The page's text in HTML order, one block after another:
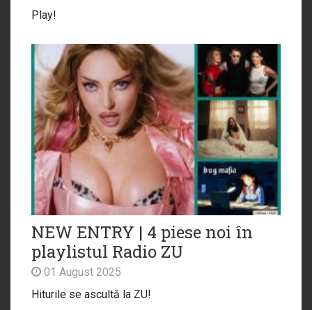
Play!
NEW ENTRY | 4 piese noi în
playlistul Radio ZU
01 August 2025
Hiturile se ascultă la ZU!